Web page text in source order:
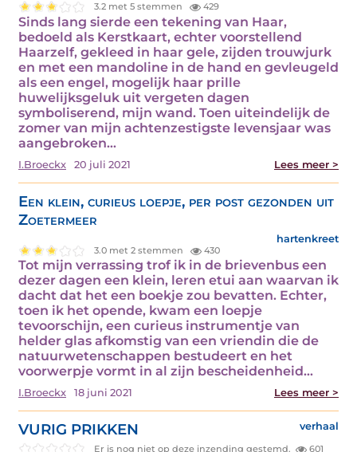
3.2 met 5 stemmen 429
Sinds lang sierde een tekening van Haar,
bedoeld als Kerstkaart, echter voorstellend
Haarzelf, gekleed in haar gele, zijden trouwjurk
en met een mandoline in de hand en gevleugeld
als een engel, mogelijk haar prille
huwelijksgeluk uit vergeten dagen
symboliserend, mijn wand. Toen uiteindelijk de
zomer van mijn achtenzestigste levensjaar was
aangebroken…
I.Broeckx 20 juli 2021 Lees meer >
Een klein, curieus loepje, per post gezonden uit
Zoetermeer
hartenkreet
3.0 met 2 stemmen 430
Tot mijn verrassing trof ik in de brievenbus een
dezer dagen een klein, leren etui aan waarvan ik
dacht dat het een boekje zou bevatten. Echter,
toen ik het opende, kwam een loepje
tevoorschijn, een curieus instrumentje van
helder glas afkomstig van een vriendin die de
natuurwetenschappen bestudeert en het
voorwerpje vormt in al zijn bescheidenheid…
I.Broeckx 18 juni 2021 Lees meer >
VURIG PRIKKEN verhaal
Er is nog niet op deze inzending gestemd. 601